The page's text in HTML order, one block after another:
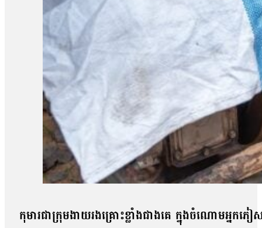
កុមារជាក្រុមងាយរងគ្រោះខ្លាំងជាងគេ ក្នុងចំណោមអ្នកភៀ